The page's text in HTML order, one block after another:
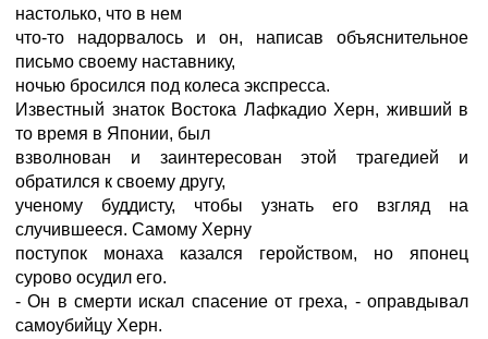
настолько, что в нем
что-то надорвалось и он, написав объяснительное
письмо своему наставнику,
ночью бросился под колеса экспресса.
Известный знаток Востока Лафкадио Херн, живший в
то время в Японии, был
взволнован и заинтересован этой трагедией и
обратился к своему другу,
ученому буддисту, чтобы узнать его взгляд на
случившееся. Самому Херну
поступок монаха казался геройством, но японец
сурово осудил его.
- Он в смерти искал спасение от греха, - оправдывал
самоубийцу Херн.